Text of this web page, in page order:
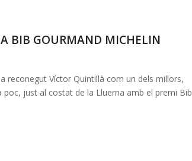
BIB GOURMAND MICHELIN
reconegut Víctor Quintillà com un dels millors,
just al costat de la Lluerna amb el premi Bib